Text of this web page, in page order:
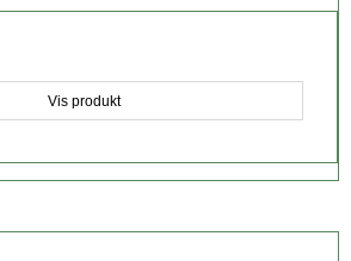
Vis produkt